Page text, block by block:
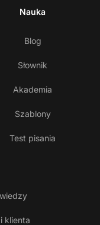
Nauka
Blog
Słownik
Akademia
Szablony
Test pisania
klienta